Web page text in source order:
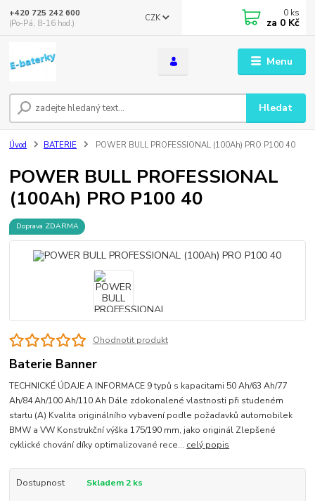
Menu
CZK
Hledat
+420 725 242 600
(Po-Pá, 8-16 hod.)
0 ks
za 0 Kč
Úvod BATERIE POWER BULL PROFESSIONAL (100Ah) PRO P100 40
POWER BULL PROFESSIONAL
(100Ah) PRO P100 40
Doprava ZDARMA
Ohodnotit produkt
Baterie Banner
TECHNICKÉ ÚDAJE A INFORMACE 9 typů s kapacitami 50 Ah/63 Ah/77
Ah/84 Ah/100 Ah/110 Ah Dále zdokonalené vlastnosti při studeném
startu (A) Kvalita originálního vybavení podle požadavků automobilek
BMW a VW Konstrukční výška 175/190 mm, jako originál Zlepšené
cyklické chování díky optimalizované rece... celý popis
Dostupnost Skladem 2 ks